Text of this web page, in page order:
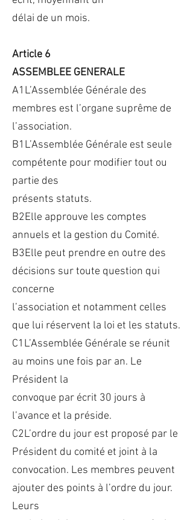
délai de un mois.
Article 6
ASSEMBLEE GENERALE
A1L’Assemblée Générale des
membres est l’organe suprême de
l’association.
B1L’Assemblée Générale est seule
compétente pour modifier tout ou
partie des
présents statuts.
B2Elle approuve les comptes
annuels et la gestion du Comité.
B3Elle peut prendre en outre des
décisions sur toute question qui
concerne
l’association et notamment celles
que lui réservent la loi et les statuts.
C1L’Assemblée Générale se réunit
au moins une fois par an. Le
Président la
convoque par écrit 30 jours à
l’avance et la préside.
C2L’ordre du jour est proposé par le
Président du comité et joint à la
convocation. Les membres peuvent
ajouter des points à l’ordre du jour.
Leurs